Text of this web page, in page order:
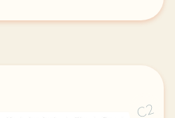
vie privee est une priorite
C2